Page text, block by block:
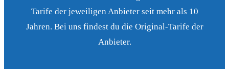
Tarife der jeweiligen Anbieter seit mehr als 10
Jahren. Bei uns findest du die Original-Tarife der
Anbieter.